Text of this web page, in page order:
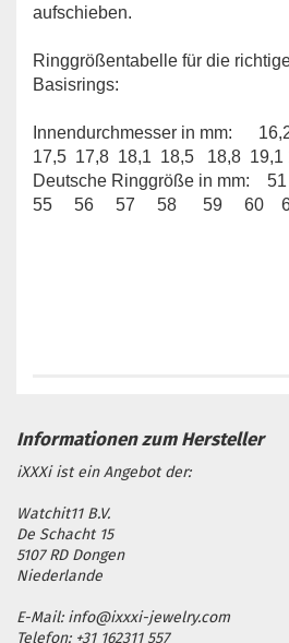
aufschieben.
Ringgrößentabelle für die
Basisrings:
Innendurchmesser in mm:
17,5 17,8 18,1 18,5 18,8 19,1
Deutsche Ringgröße in
55 56 57 58 59 60
iXXXi ist ein Angebot der:
Watchit11 B.V.
De Schacht 15
5107 RD Dongen
Niederlande
E-Mail: info@ixxxi-jewelry.com
Telefon: +31 162311 557